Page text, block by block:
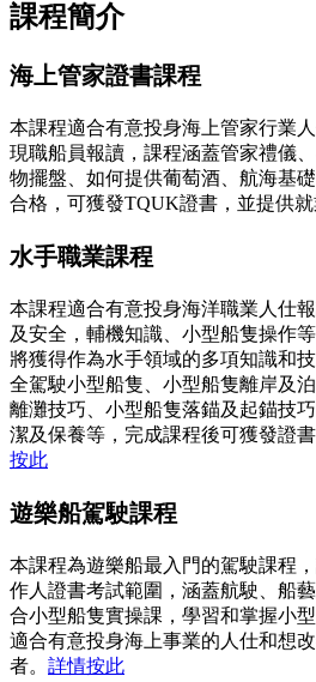
課程簡介
海上管家證書課程
本課程適合有意投身海上管家行業
現職船員報讀，課程涵蓋管家禮儀
物擺盤、如何提供葡萄酒、航海基
合格，可獲發TQUK證書，並提供就
水手職業課程
本課程適合有意投身海洋職業人仕
及安全，輔機知識、小型船隻操作
將獲得作為水手領域的多項知識和
全駕駛小型船隻、小型船隻離岸及
離灘技巧、小型船隻落錨及起錨技
潔及保養等，完成課程後可獲發證
按此
遊樂船駕駛課程
本課程為遊樂船最入門的駕駛課程
作人證書考試範圍，涵蓋航駛、船
合小型船隻實操課，學習和掌握小
適合有意投身海上事業的人仕和想
者。 詳情按此